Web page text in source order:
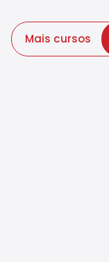
Mais cursos